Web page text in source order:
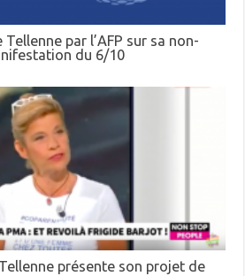
par l’AFP sur sa non-
du 6/10
présente son projet de